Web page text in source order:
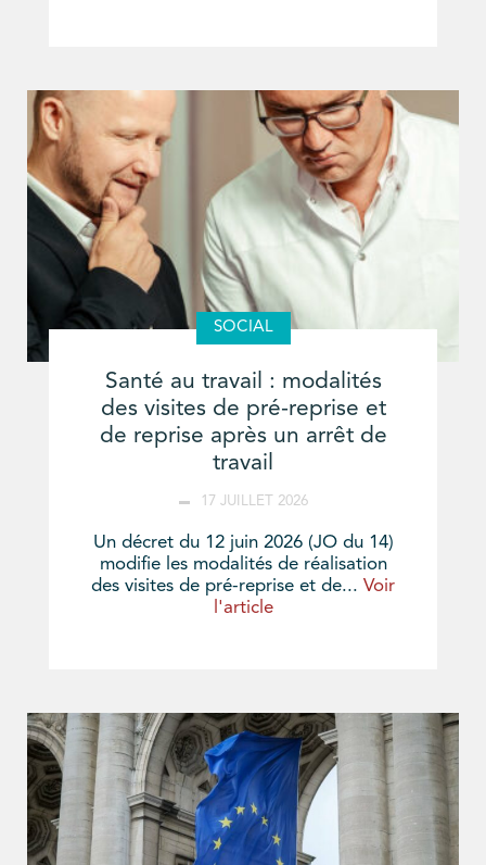
SOCIAL
Santé au travail : modalités
des visites de pré-reprise et
de reprise après un arrêt de
travail
17 JUILLET 2026
Un décret du 12 juin 2026 (JO du 14)
modifie les modalités de réalisation
des visites de pré-reprise et de... Voir
l'article